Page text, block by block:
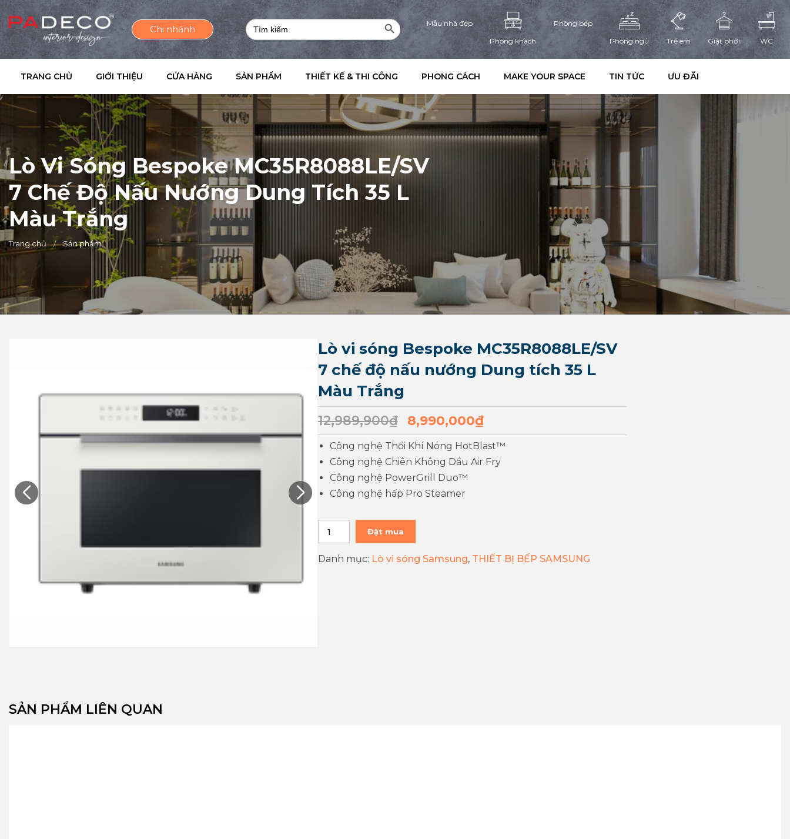
Chi nhánh
Search
for:
Search Button
Mẫu nhà đẹp
Phòng khách
Phòng bếp
Phòng ngủ
Trẻ em Giặt phơi WC
TRANG CHỦ GIỚI THIỆU CỬA HÀNG SẢN PHẨM THIẾT KẾ & THI CÔNG PHONG CÁCH MAKE YOUR SPACE TIN TỨC ƯU ĐÃI
Lò Vi Sóng Bespoke MC35R8088LE/SV
7 Chế Độ Nấu Nướng Dung Tích 35 L
Màu Trắng
Trang chủ Sản phẩm
Lò vi sóng Bespoke MC35R8088LE/SV
7 chế độ nấu nướng Dung tích 35 L
Màu Trắng
12,989,900₫ 8,990,000₫
Đặt mua
Danh mục: Lò vi sóng Samsung, THIẾT BỊ BẾP SAMSUNG
Công nghệ Thổi Khí Nóng HotBlast™
Công nghệ Chiên Không Dầu Air Fry
Công nghệ PowerGrill Duo™
Công nghệ hấp Pro Steamer
SẢN PHẨM LIÊN QUAN